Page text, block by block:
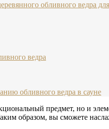
обливного ведра
ведра
обливного ведра в сауне
предмет, но и
образом, вы сможете